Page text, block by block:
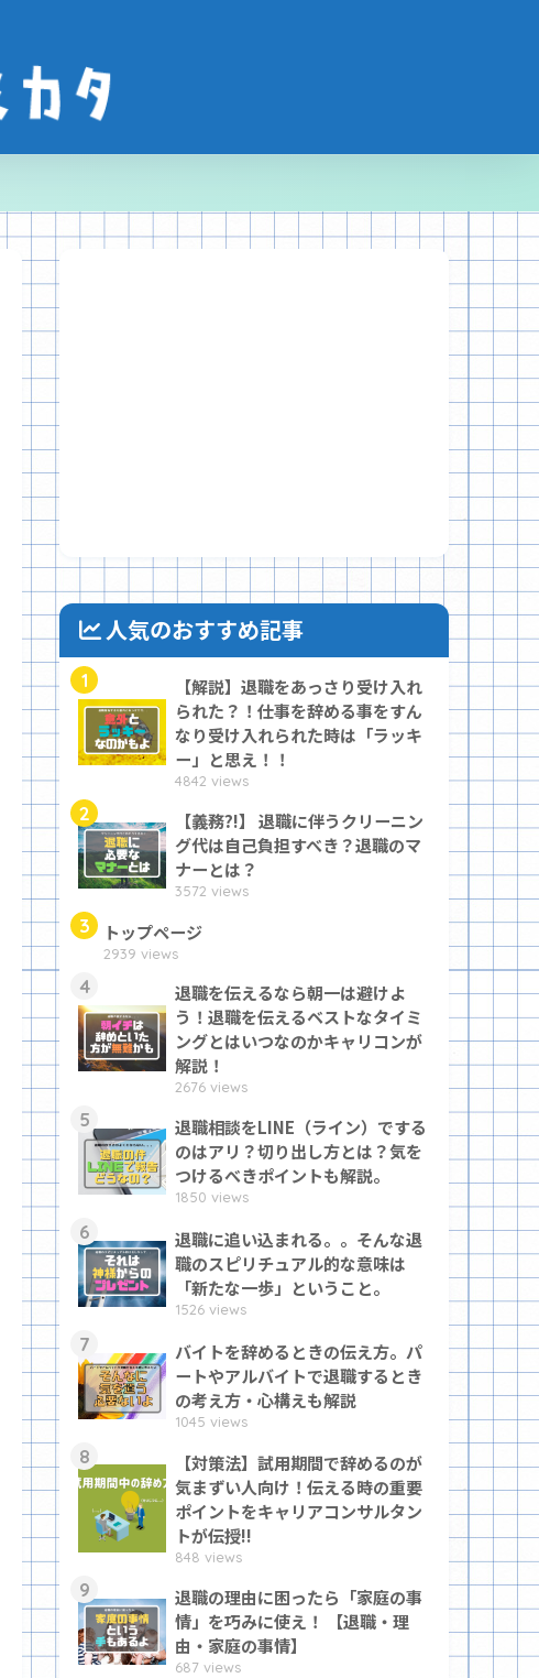
人気のおすすめ記事
1
【解説】退職をあっさり受け入れ
られた？！仕事を辞める事をすん
なり受け入れられた時は「ラッキ
ー」と思え！！
4842 views
2
【義務?!】 退職に伴うクリーニン
グ代は自己負担すべき？退職のマ
ナーとは？
3572 views
3 トップページ
2939 views
4
退職を伝えるなら朝一は避けよ
う！退職を伝えるベストなタイミ
ングとはいつなのかキャリコンが
解説！
2676 views
5
退職相談をLINE（ライン）でする
のはアリ？切り出し方とは？気を
つけるべきポイントも解説。
1850 views
6
退職に追い込まれる。。そんな退
職のスピリチュアル的な意味は
「新たな一歩」ということ。
1526 views
7
バイトを辞めるときの伝え方。パ
ートやアルバイトで退職するとき
の考え方・心構えも解説
1045 views
8
【対策法】試用期間で辞めるのが
気まずい人向け！伝える時の重要
ポイントをキャリアコンサルタン
トが伝授!!
848 views
9
退職の理由に困ったら「家庭の事
情」を巧みに使え！ 【退職・理
由・家庭の事情】
687 views